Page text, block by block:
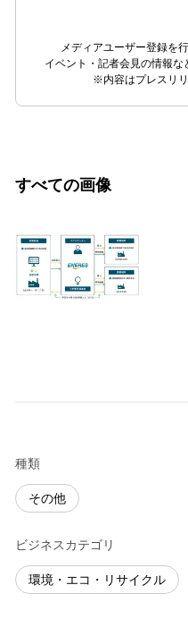
メディアユーザー登録を
イベント・記者会見の情報な
※内容はプレスリリ
すべての画像
種類
その他
ビジネスカテゴリ
環境・エコ・リサイクル